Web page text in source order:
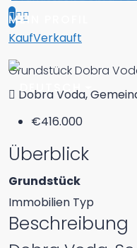
MEIN PROFIL
KaufVerkauft
Grundstück Dobra
Dobra Voda,
€416.000
Überblick
Grundstück
Immobilien Typ
Beschreibung